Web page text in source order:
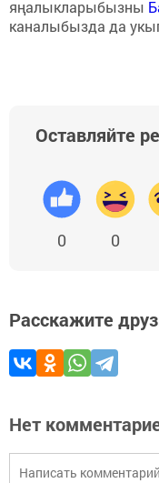
яңалыкларыбызны
каналыбызда да
Оставляйте
0 0
Расскажите
Нет